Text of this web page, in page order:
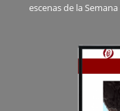
escenas de la